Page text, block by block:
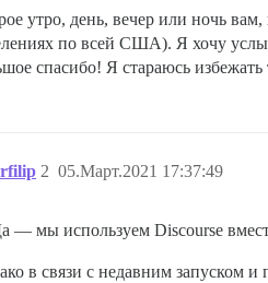
утро, день, вечер или ночь
по всей США). Я хочу
спасибо! Я стараюсь
05.Март.2021 17:37:49
2
— мы используем Discourse
в связи с недавним запуском